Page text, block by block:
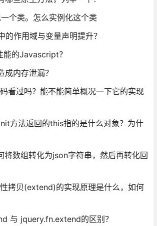
个类。怎么实例化这个类
作用域与变量声明提升？
能的Javascript？
内存泄漏？
看过吗？能不能简单概况一下它的实现
方法返回的this指的是什么对象？为什
数组转化为json字符串，然后再转化回
拷贝(extend)的实现原理是什么，如何
与 jquery.fn.extend的区别？